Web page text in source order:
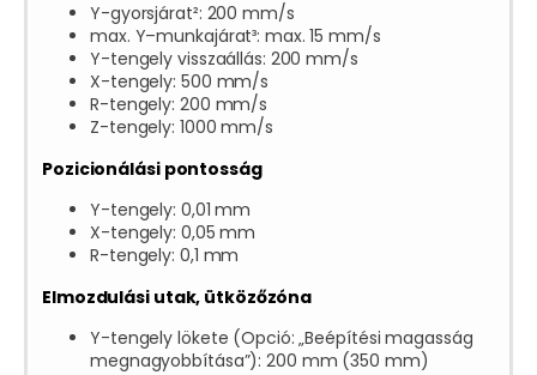
Y-gyorsjárat²: 200 mm/s
max. Y–munkajárat³: max. 15 mm/s
Y-tengely visszaállás: 200 mm/s
X-tengely: 500 mm/s
R-tengely: 200 mm/s
Z-tengely: 1000 mm/s
Pozicionálási pontosság
Y-tengely: 0,01 mm
X-tengely: 0,05 mm
R-tengely: 0,1 mm
Elmozdulási utak, ütközőzóna
Y-tengely lökete (Opció: „Beépítési magasság
megnagyobbítása”): 200 mm (350 mm)